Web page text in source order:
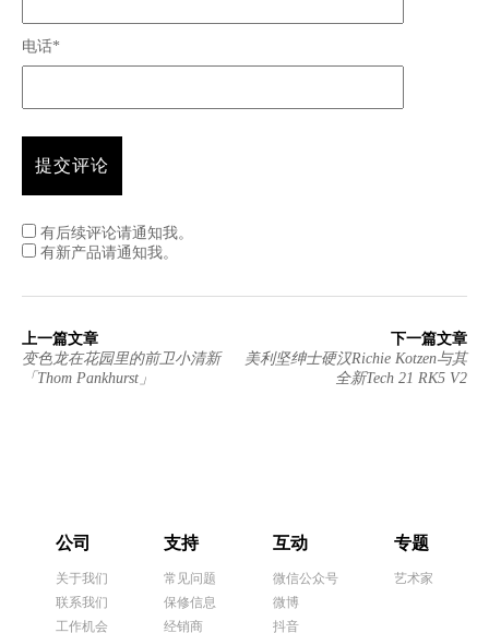
电话*
有后续评论请通知我。
有新产品请通知我。
上一篇文章
变色龙在花园里的前卫小清新
「Thom Pankhurst」
下一篇文章
美利坚绅士硬汉Richie Kotzen与其
全新Tech 21 RK5 V2
公司
关于我们
联系我们
工作机会
支持
常见问题
保修信息
经销商
互动
微信公众号
微博
抖音
专题
艺术家